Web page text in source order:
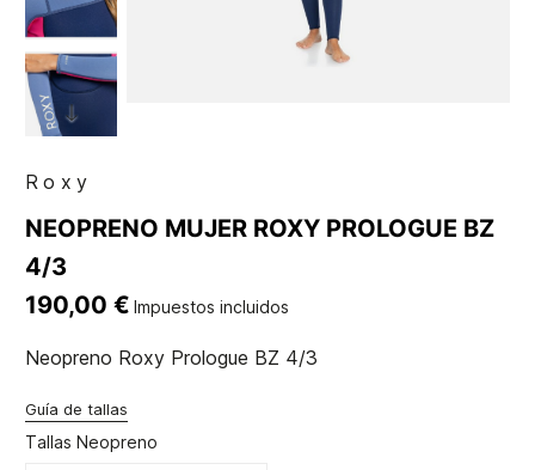
Roxy
NEOPRENO MUJER ROXY PROLOGUE BZ
4/3
190,00 € Impuestos incluidos
Neopreno Roxy Prologue BZ 4/3
Guía de tallas
Tallas Neopreno